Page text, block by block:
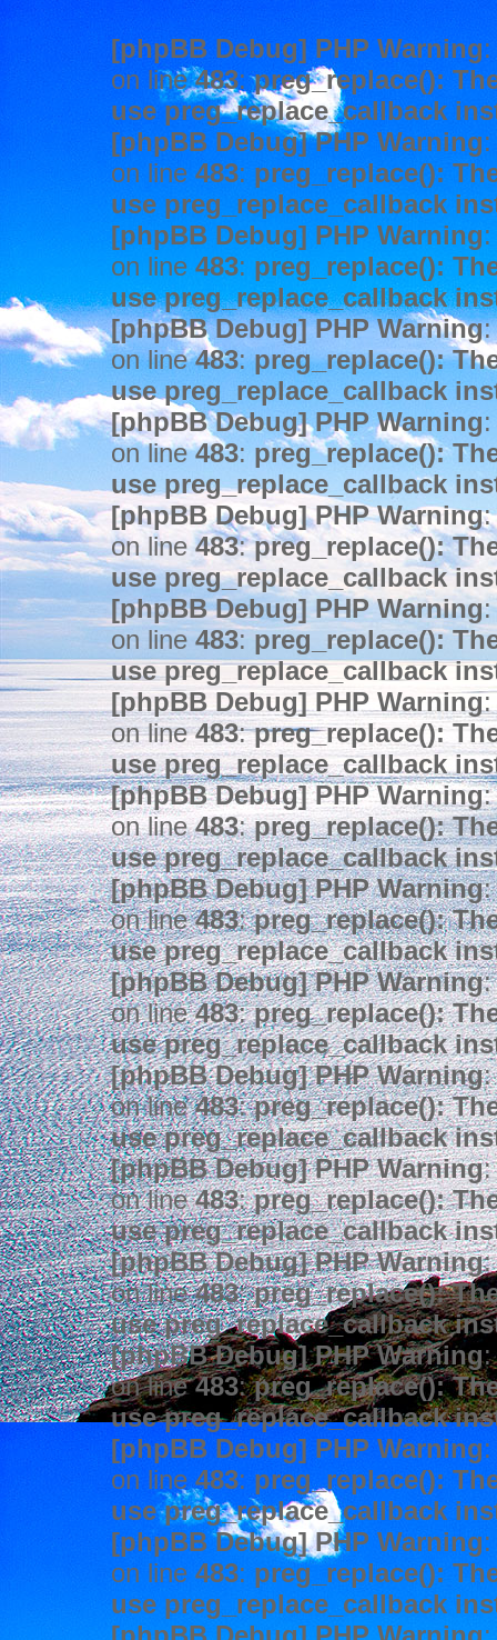
[phpBB Debug] PHP Warning
on line483:preg_replace():
use preg_replace_callback
[phpBB Debug] PHP Warning
on line 483: preg_replace():
use preg_replace_callback
[phpBB Debug] PHP Warning
on line 483: preg_replace():
use preg_replace_callback
[phpBB Debug] PHP Warning:
on line483:preg_replace():
use preg_replace_callback
[phpBB Debug] PHP Warning
on line483: preg_replace():
use preg_replace_callback
[phpBB Debug] PHP Warning:
on line483:preg_replace():
use preg_replace_callback
[phpBB Debug] PHP Warning:
on line 483:preg_replace():
use preg_replace_callback
[phpBB Debug] PHP Warning:
on line483:preg_replace():
use preg_replace_callback
[phpBB Debug] PHP Warning:
on line483:preg_replace():
use preg_replace_callback
[phpBB Debug] PHP Warning:
on line483:preg_replace():
use preg_replace_callback
[phpBB Debug] PHP Warning:
on line483:preg_replace():
use preg_replace_callback
[phpBB Debug] PHP Warning:
on line483:preg_replace():
use preg_replace_callback
[phpBB Debug] PHP Warning:
on line483:preg_replace():
use preg_replace_callback
[phpBB Debug] PHP Warning:
on line483:preg_replace():
use preg_replace_callback
[phpBB Debug] PHP Warning:
on line483:preg_replace():
use preg_replace_callback
[phpBB Debug] PHP Warning
on line 483: preg_replace():
use preg_replace_callback
[phpBB Debug] PHP Warning
on line 483: preg_replace():
use preg_replace_callback